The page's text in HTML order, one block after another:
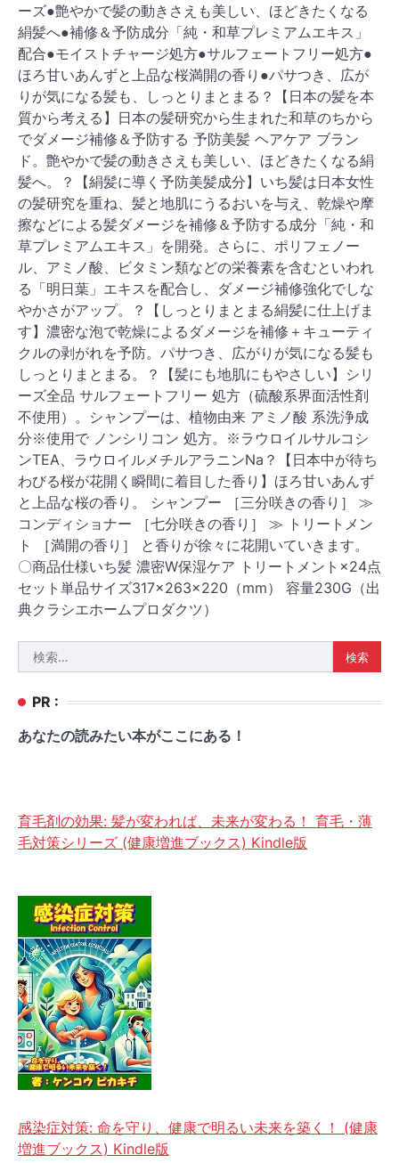
ーズ●艶やかで髪の動きさえも美しい、ほどきたくなる
絹髪へ●補修＆予防成分「純・和草プレミアムエキス」
配合●モイストチャージ処方●サルフェートフリー処方●
ほろ甘いあんずと上品な桜満開の香り●パサつき、広が
りが気になる髪も、しっとりまとまる？【日本の髪を本
質から考える】日本の髪研究から生まれた和草のちから
でダメージ補修＆予防する 予防美髪 ヘアケア ブラン
ド。艶やかで髪の動きさえも美しい、ほどきたくなる絹
髪へ。？【絹髪に導く予防美髪成分】いち髪は日本女性
の髪研究を重ね、髪と地肌にうるおいを与え、乾燥や摩
擦などによる髪ダメージを補修＆予防する成分「純・和
草プレミアムエキス」を開発。さらに、ポリフェノー
ル、アミノ酸、ビタミン類などの栄養素を含むといわれ
る「明日葉」エキスを配合し、ダメージ補修強化でしな
やかさがアップ。？【しっとりまとまる絹髪に仕上げま
す】濃密な泡で乾燥によるダメージを補修＋キューティ
クルの剥がれを予防。パサつき、広がりが気になる髪も
しっとりまとまる。？【髪にも地肌にもやさしい】シリ
ーズ全品 サルフェートフリー 処方（硫酸系界面活性剤
不使用）。シャンプーは、植物由来 アミノ酸 系洗浄成
分※使用で ノンシリコン 処方。※ラウロイルサルコシ
ンTEA、ラウロイルメチルアラニンNa？【日本中が待ち
わびる桜が花開く瞬間に着目した香り】ほろ甘いあんず
と上品な桜の香り。 シャンプー ［三分咲きの香り］ ≫
コンディショナー ［七分咲きの香り］ ≫ トリートメン
ト ［満開の香り］ と香りが徐々に花開いていきます。
〇商品仕様いち髪 濃密W保湿ケア トリートメント×24点
セット単品サイズ317×263×220（mm） 容量230G（出
典クラシエホームプロダクツ）
索:
PR :
あなたの読みたい本がここにある！
育毛剤の効果: 髪が変われば、未来が変わる！ 育毛・薄
毛対策シリーズ (健康増進ブックス) Kindle版
感染症対策: 命を守り、健康で明るい未来を築く！ (健康
増進ブックス) Kindle版